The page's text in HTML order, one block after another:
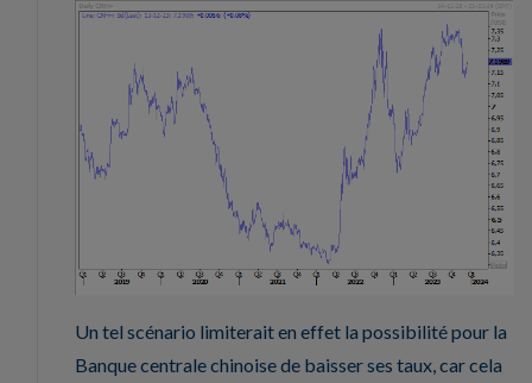
Un tel scénario limiterait en effet la possibilité pour la
Banque centrale chinoise de baisser ses taux, car cela